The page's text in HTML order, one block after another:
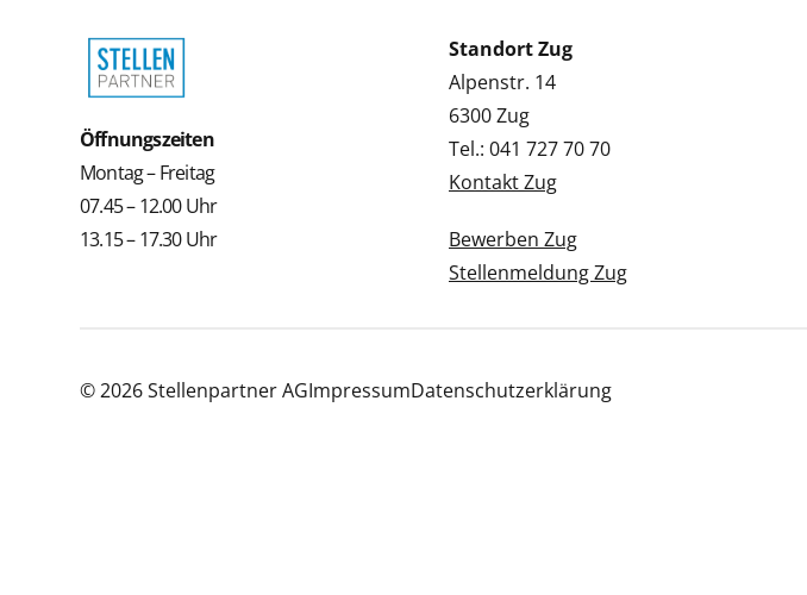
Öffnungszeiten
Montag – Freitag
07.45 – 12.00 Uhr
13.15 – 17.30 Uhr
Standort Zug
Alpenstr. 14
6300 Zug
Tel.: 041 727 70 70
Kontakt Zug
Bewerben Zug
Stellenmeldung Zug
© 2026 Stellenpartner AGImpressumDatenschutzerklärung